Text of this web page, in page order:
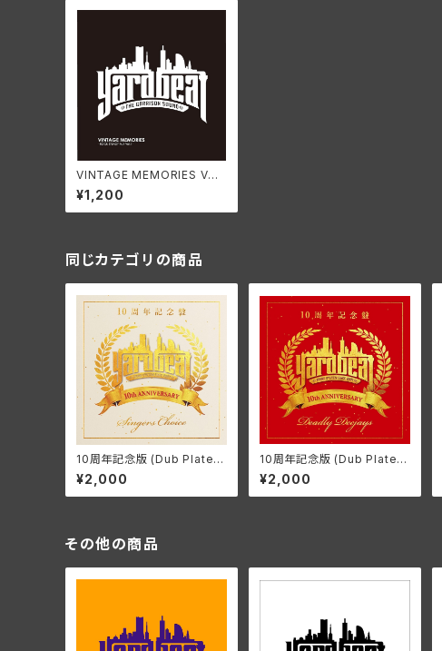
VINTAGE MEMORIES VO
L.1 ~ROCK STEADY MIX~
¥1,200
同じカテゴリの商品
10周年記念版 (Dub Plate A
lbum / Non-Mixed) ~SIN
GER'S CHOICE~
¥2,000
10周年記念版 (Dub Plate A
lbum / Non-Mixed) ~DEA
DLY DEEJAY~
¥2,000
その他の商品